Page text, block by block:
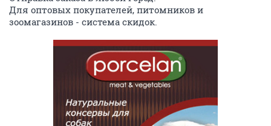
Для оптовых покупателей, питомников и
зоомагазинов - система скидок.